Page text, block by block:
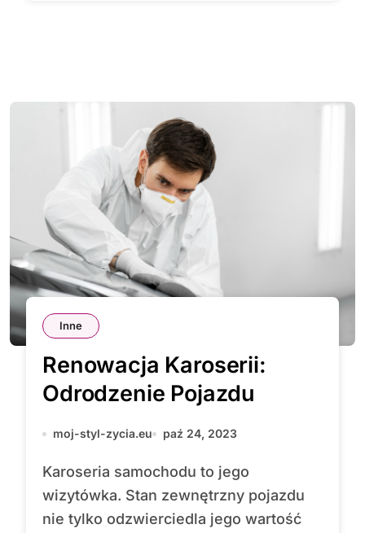
Inne
Renowacja Karoserii:
Odrodzenie Pojazdu
moj-styl-zycia.eu paź 24, 2023
Karoseria samochodu to jego
wizytówka. Stan zewnętrzny pojazdu
nie tylko odzwierciedla jego wartość